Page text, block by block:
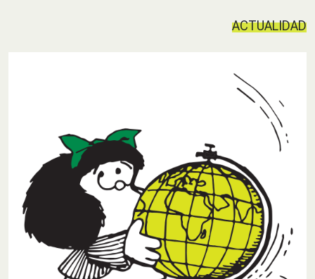
ACTUALIDAD